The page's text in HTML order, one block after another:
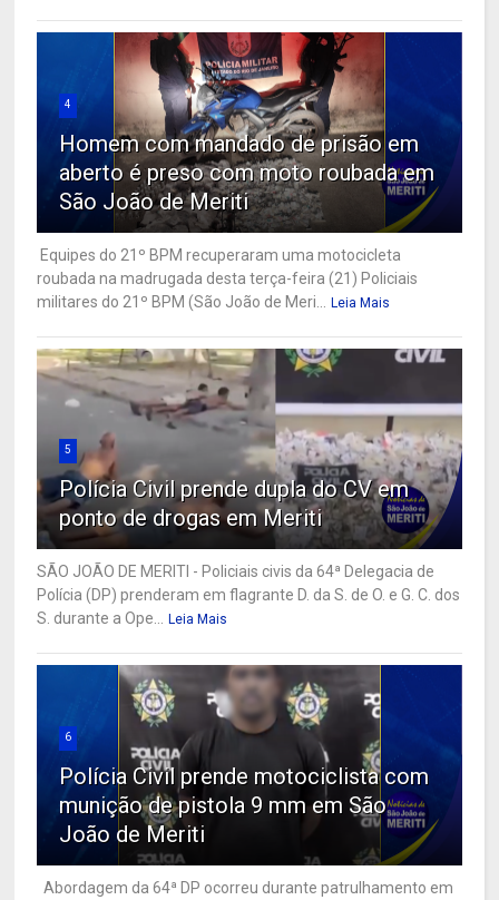
4
Homem com mandado de prisão em
aberto é preso com moto roubada em
São João de Meriti
Equipes do 21º BPM recuperaram uma motocicleta
roubada na madrugada desta terça-feira (21) Policiais
militares do 21º BPM (São João de Meri...
Leia Mais
5
Polícia Civil prende dupla do CV em
ponto de drogas em Meriti
SÃO JOÃO DE MERITI - Policiais civis da 64ª Delegacia de
Polícia (DP) prenderam em flagrante D. da S. de O. e G. C. dos
S. durante a Ope...
Leia Mais
6
Polícia Civil prende motociclista com
munição de pistola 9 mm em São
João de Meriti
Abordagem da 64ª DP ocorreu durante patrulhamento em